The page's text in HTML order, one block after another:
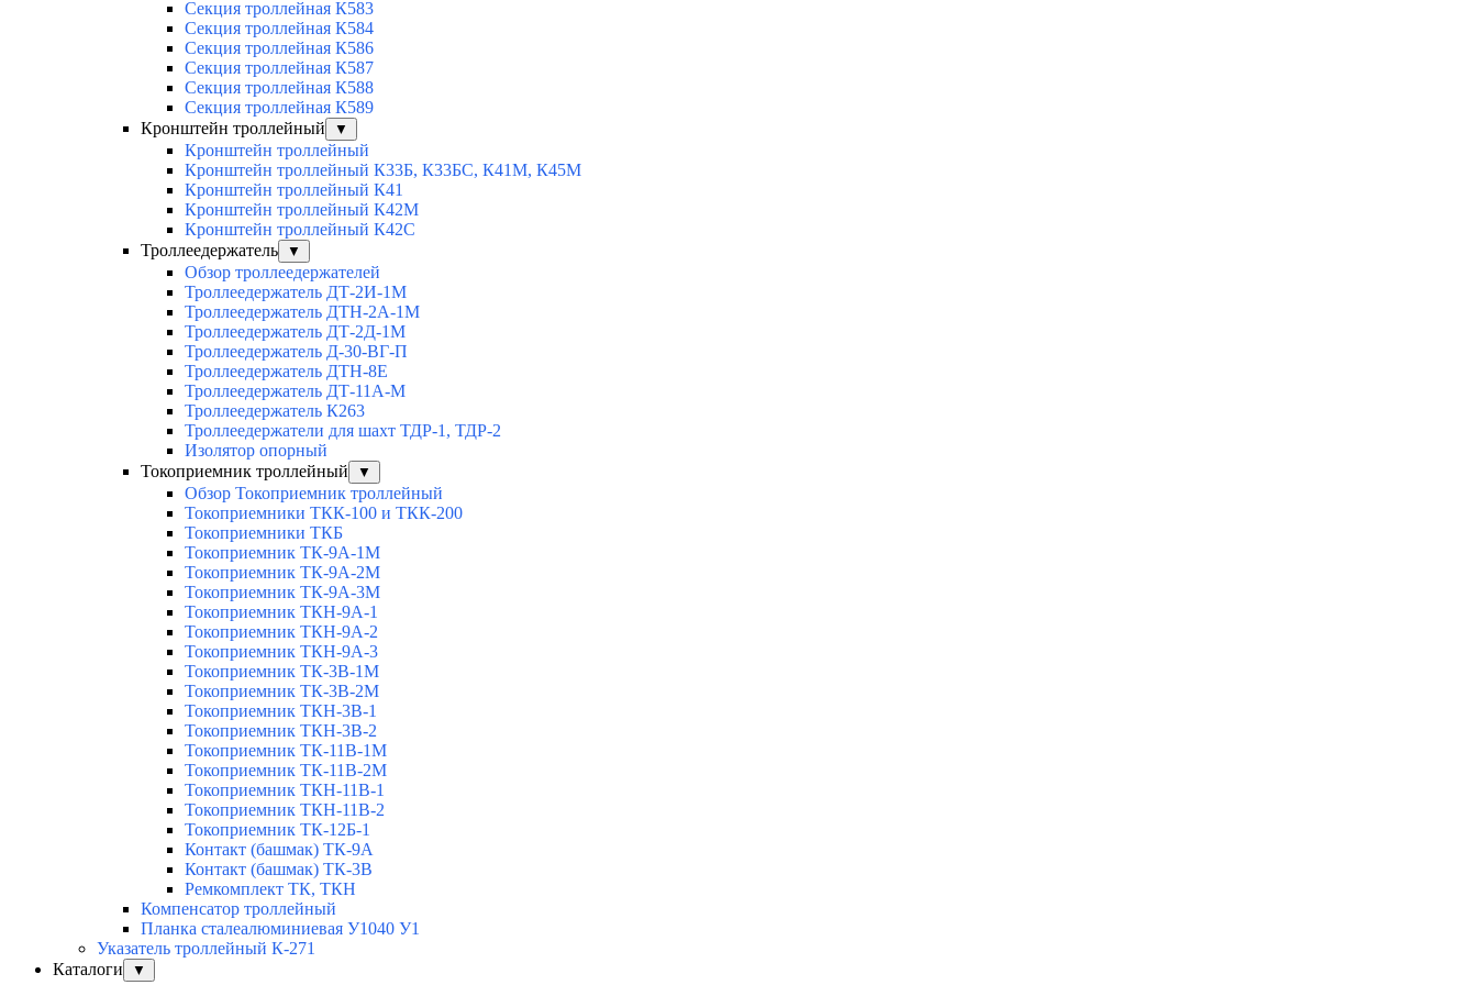
Секция троллейная К583
Секция троллейная К584
Секция троллейная К586
Секция троллейная К587
Секция троллейная К588
Секция троллейная К589
Кронштейн троллейный
▼
Кронштейн троллейный
Кронштейн троллейный К33Б, К33БС, К41М, К45М
Кронштейн троллейный К41
Кронштейн троллейный К42М
Кронштейн троллейный К42С
Троллеедержатель
▼
Обзор троллеедержателей
Троллеедержатель ДТ-2И-1М
Троллеедержатель ДТН-2А-1М
Троллеедержатель ДТ-2Д-1М
Троллеедержатель Д-30-ВГ-П
Троллеедержатель ДТН-8Е
Троллеедержатель ДТ-11А-М
Троллеедержатель К263
Троллеедержатели для шахт ТДР-1, ТДР-2
Изолятор опорный
Токоприемник троллейный
▼
Обзор Токоприемник троллейный
Токоприемники ТКК-100 и ТКК-200
Токоприемники ТКБ
Токоприемник ТК-9А-1М
Токоприемник ТК-9А-2М
Токоприемник ТК-9А-3М
Токоприемник ТКН-9А-1
Токоприемник ТКН-9А-2
Токоприемник ТКН-9А-3
Токоприемник ТК-3В-1М
Токоприемник ТК-3В-2М
Токоприемник ТКН-3В-1
Токоприемник ТКН-3В-2
Токоприемник ТК-11В-1М
Токоприемник ТК-11В-2М
Токоприемник ТКН-11В-1
Токоприемник ТКН-11В-2
Токоприемник ТК-12Б-1
Контакт (башмак) ТК-9А
Контакт (башмак) ТК-3В
Ремкомплект ТК, ТКН
Компенсатор троллейный
Планка сталеалюминиевая У1040 У1
Указатель троллейный К-271
Каталоги
▼